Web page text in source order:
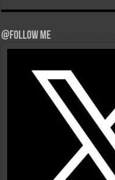
@Follow Me